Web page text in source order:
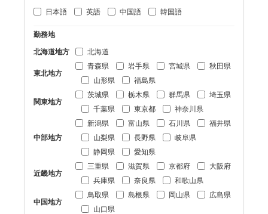
日本語
英語 中国語 韓国語
勤務地
北海道地方
北海道
東北地方
青森県 岩手県 宮城県
秋田県
山形県
福島県
関東地方
茨城県 栃木県 群馬県
埼玉県
千葉県
東京都 神奈川県
中部地方
新潟県 富山県 石川県
福井県
山梨県
長野県
岐阜県
静岡県
愛知県
近畿地方
三重県 滋賀県 京都府
大阪府
兵庫県
奈良県 和歌山県
中国地方
鳥取県 島根県 岡山県
広島県
山口県